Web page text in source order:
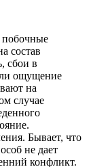
побочные
состав
сбои в
ощущение
на
случае
Бывает, что
не дает
конфликт.